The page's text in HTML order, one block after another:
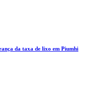
da taxa de lixo em Piumhi